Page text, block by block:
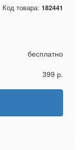
Код товара: 182441
бесплатно
399 р.